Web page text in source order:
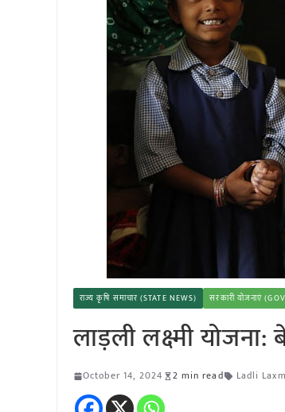
राज्य कृषि समाचार (STATE NEWS) सरकारी योजनाएं
लाड़ली लक्ष्मी
October 14, 2024 2 min read Ladli